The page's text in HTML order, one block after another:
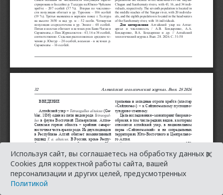
Используя сайт, вы соглашаетесь на обработку данных в
Cookies для корректной работы сайта, вашей
персонализации и других целей, предусмотренных
Политикой
×